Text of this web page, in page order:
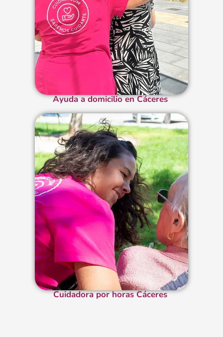
Ayuda a domicilio en Cáceres
Cuidadora por horas Cáceres